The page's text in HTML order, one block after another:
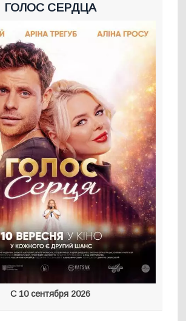
ГОЛОС СЕРДЦА
С 10 сентября 2026